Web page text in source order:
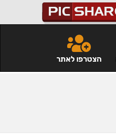
הצטרפו לאתר